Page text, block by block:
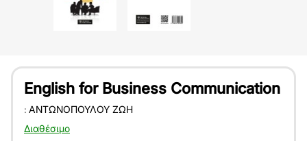
English for Business Communication
Διαθέσιμο
: ΑΝΤΩΝΟΠΟΎΛΟΥ ΖΩΉ